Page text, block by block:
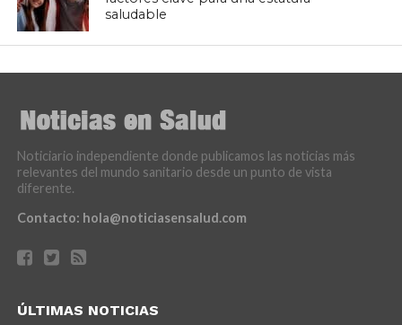
saludable
Noticiario independiente donde publicamos las noticias más
relevantes del mundo sanitario desde un punto de vista
diferente.
Contacto: hola@noticiasensalud.com
ÚLTIMAS NOTICIAS